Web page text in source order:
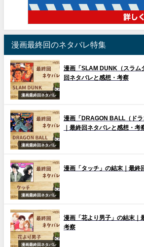
漫画最終回のネタバレ特集
漫画最終回ネタバレ
漫画「SLAM DUNK（スラム
回ネタバレと感想・考察
漫画最終回ネタバレ
漫画「DRAGON BALL（ド
｜最終回ネタバレと感想・考
漫画最終回ネタバレ
漫画「タッチ」の結末｜最終
漫画最終回ネタバレ
漫画「花より男子」の結末｜
考察